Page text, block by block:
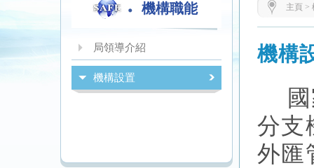
機構職能
局領導介紹
機構設置
主頁 >
機構
分支
外匯